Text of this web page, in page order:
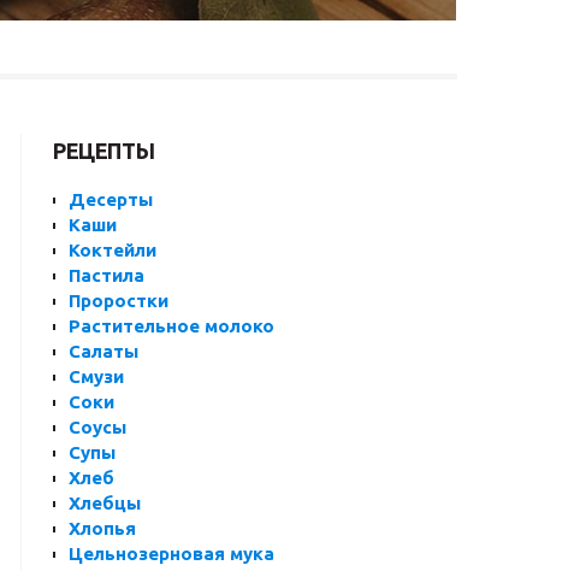
РЕЦЕПТЫ
Десерты
Каши
Коктейли
Пастила
Проростки
Растительное молоко
Салаты
Смузи
Соки
Соусы
Супы
Хлеб
Хлебцы
Хлопья
Цельнозерновая мука